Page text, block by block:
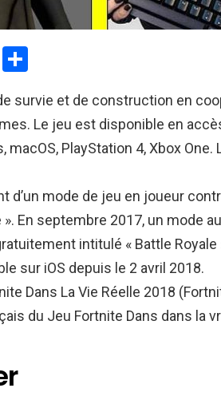
T
ta
g
er
survie et de construction en
Le jeu est disponible en
macOS, PlayStation 4, Xbox
d’un mode de jeu en joueur
En septembre 2017, un mode
intitulé « Battle Royale
sur iOS depuis le 2 avril 2018.
Dans La Vie Réelle 2018
du Jeu Fortnite Dans dans la